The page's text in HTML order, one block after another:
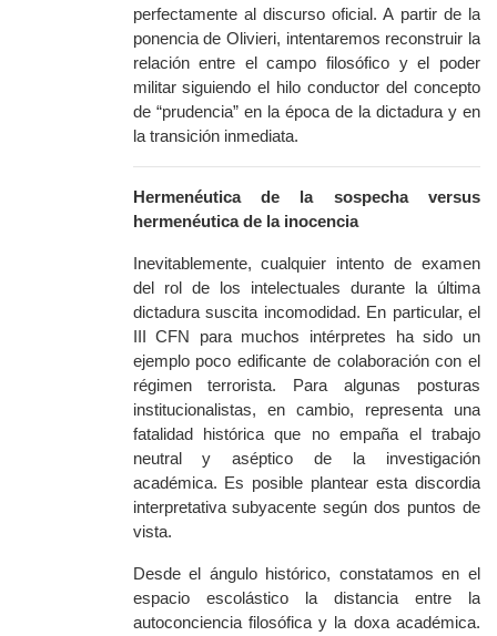
perfectamente al discurso oficial. A partir de la
ponencia de Olivieri, intentaremos reconstruir la
relación entre el campo filosófico y el poder
militar siguiendo el hilo conductor del concepto
de “prudencia” en la época de la dictadura y en
la transición inmediata.
Hermenéutica de la sospecha versus
hermenéutica de la inocencia
Inevitablemente, cualquier intento de examen
del rol de los intelectuales durante la última
dictadura suscita incomodidad. En particular, el
III CFN para muchos intérpretes ha sido un
ejemplo poco edificante de colaboración con el
régimen terrorista. Para algunas posturas
institucionalistas, en cambio, representa una
fatalidad histórica que no empaña el trabajo
neutral y aséptico de la investigación
académica. Es posible plantear esta discordia
interpretativa subyacente según dos puntos de
vista.
Desde el ángulo histórico, constatamos en el
espacio escolástico la distancia entre la
autoconciencia filosófica y la doxaacadémica.